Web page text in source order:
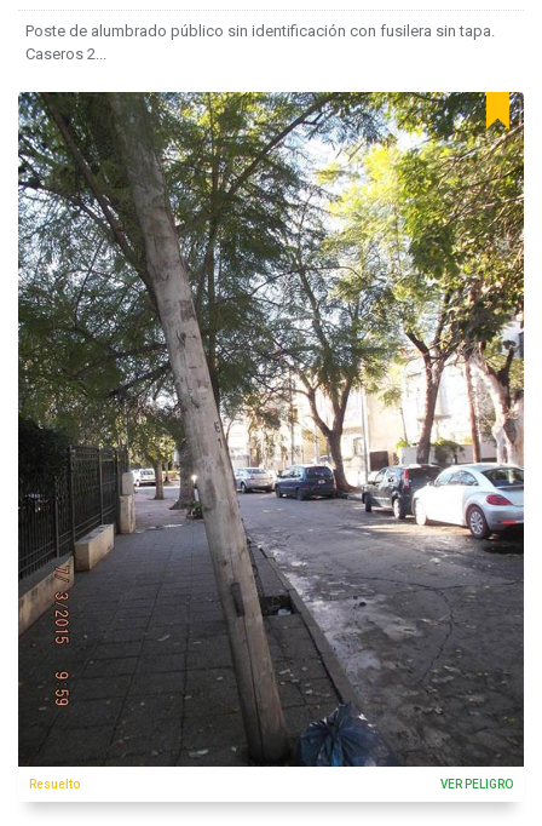
Poste de alumbrado público sin identificación con fusilera sin tapa.
Caseros 2...
Resuelto VER PELIGRO